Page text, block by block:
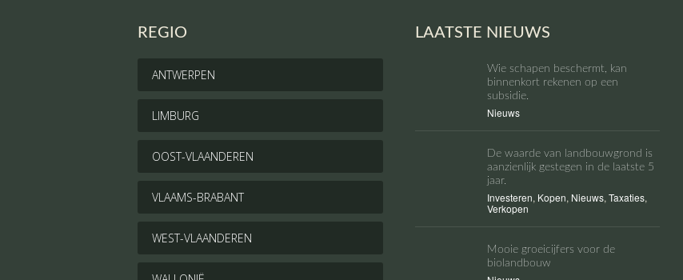
REGIO
ANTWERPEN
LIMBURG
OOST-VLAANDEREN
VLAAMS-BRABANT
WEST-VLAANDEREN
LAATSTE NIEUWS
Wie schapen beschermt, kan
binnenkort rekenen op een
subsidie.
Nieuws
De waarde van landbouwgrond is
aanzienlijk gestegen in de laatste 5
jaar.
Investeren, Kopen, Nieuws, Taxaties,
Verkopen
Mooie groeicijfers voor de
biolandbouw